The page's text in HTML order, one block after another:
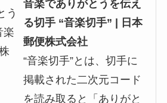
音楽でありがとうを伝え
る切手 “音楽切手” | 日本
郵便株式会社
“音楽切手”とは、切手に
掲載された二次元コード
を読み取ると「ありがと